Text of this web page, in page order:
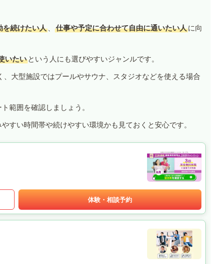
を続けたい人 、 仕事や予定に合わせて自由に通いたい人に向
いたい という人にも選びやすいジャンルです。
大型施設ではプールやサウナ、スタジオなどを使える場合
範囲を確認しましょう。
すい時間帯や続けやすい環境かも見ておくと安心です。
体験・相談予約